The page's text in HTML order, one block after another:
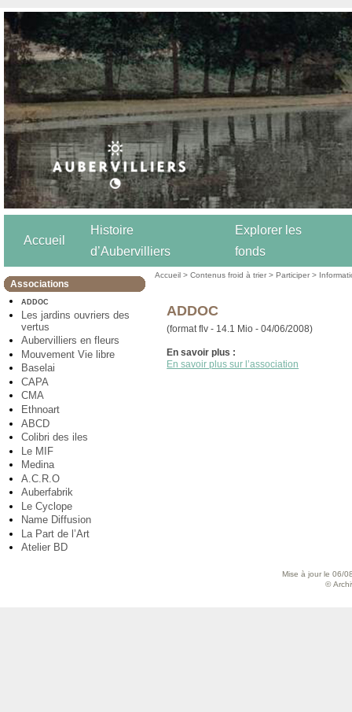
Accueil
Histoire
d’Aubervilliers
Explorer les
fonds
Associations
ADDOC
Les jardins ouvriers des
vertus
Aubervilliers en fleurs
Mouvement Vie libre
Baselai
CAPA
CMA
Ethnoart
ABCD
Colibri des iles
Le MIF
Medina
A.C.R.O
Auberfabrik
Le Cyclope
Name Diffusion
La Part de l’Art
Atelier BD
Accueil >Contenus froid à trier >Participer >
ADDOC
(format flv - 14.1 Mio - 04/06/2008)
En savoir plus :
En savoir plus sur l’association
Mise à jour le 06/
©